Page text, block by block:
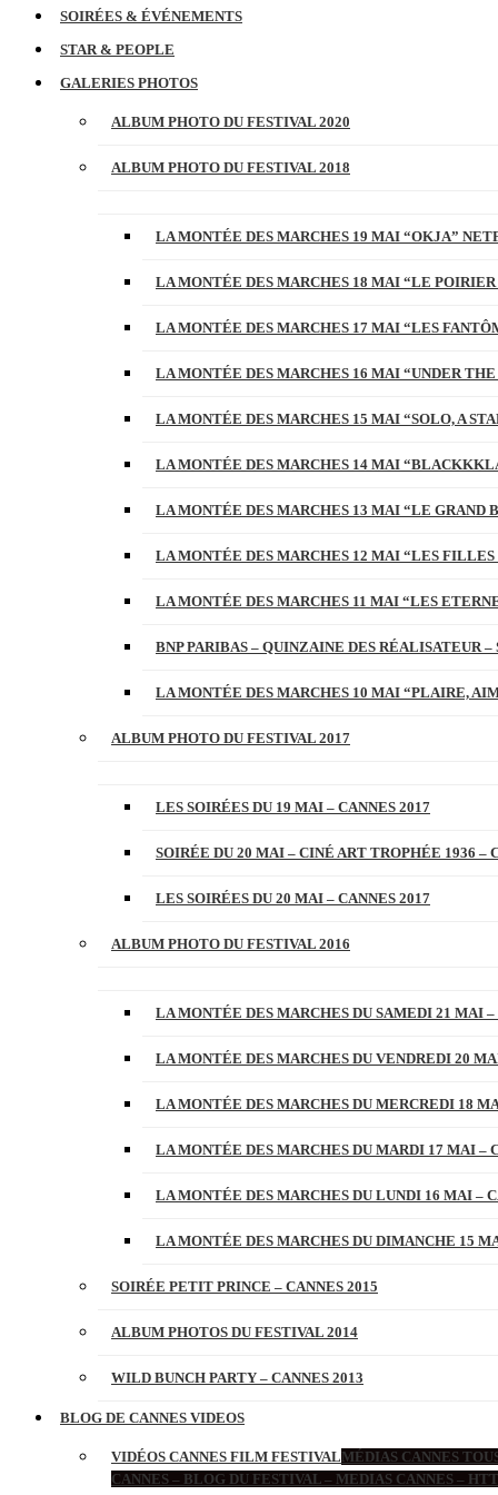
SOIRÉES & ÉVÉNEMENTS
STAR & PEOPLE
GALERIES PHOTOS
ALBUM PHOTO DU FESTIVAL 2020
ALBUM PHOTO DU FESTIVAL 2018
LA MONTÉE DES MARCHES 19 MAI “OKJA”
LA MONTÉE DES MARCHES 18 MAI “LE POIRIER
LA MONTÉE DES MARCHES 17 MAI “LES
LA MONTÉE DES MARCHES 16 MAI “UNDER
LA MONTÉE DES MARCHES 15 MAI “SOLO, A
LA MONTÉE DES MARCHES 14 MAI
LA MONTÉE DES MARCHES 13 MAI “LE GRAND
LA MONTÉE DES MARCHES 12 MAI “LES FILLES
LA MONTÉE DES MARCHES 11 MAI “LES
BNP PARIBAS – QUINZAINE DES RÉALISATEUR
LA MONTÉE DES MARCHES 10 MAI “PLAIRE,
ALBUM PHOTO DU FESTIVAL 2017
LES SOIRÉES DU 19 MAI – CANNES 2017
SOIRÉE DU 20 MAI – CINÉ ART TROPHÉE 1936 –
LES SOIRÉES DU 20 MAI – CANNES 2017
ALBUM PHOTO DU FESTIVAL 2016
LA MONTÉE DES MARCHES DU SAMEDI 21 MAI –
LA MONTÉE DES MARCHES DU VENDREDI 20
LA MONTÉE DES MARCHES DU MERCREDI 18
LA MONTÉE DES MARCHES DU MARDI 17 MAI –
LA MONTÉE DES MARCHES DU LUNDI 16 MAI –
LA MONTÉE DES MARCHES DU DIMANCHE 15
SOIRÉE PETIT PRINCE – CANNES 2015
ALBUM PHOTOS DU FESTIVAL 2014
WILD BUNCH PARTY – CANNES 2013
BLOG DE CANNES VIDEOS
VIDÉOS CANNES FILM FESTIVALMÉDIAS CANNES
CANNES – BLOG DU FESTIVAL – MEDIAS CANNES –